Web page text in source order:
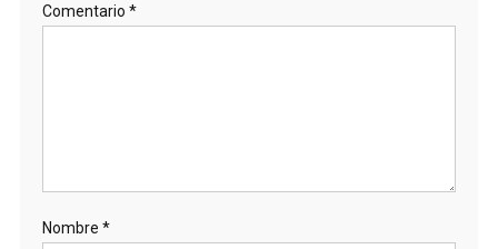
Comentario *
Nombre *